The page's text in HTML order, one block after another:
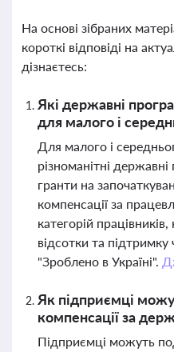
На основі зібраних
короткі відповіді на
дізнаєтесь:
Які державні
для малого і
Для малого і
різноманітні
гранти на
компенсації за
категорій
відсотки та
"Зроблено в Україні".
Як підприємці
компенсації за
Підприємці можуть